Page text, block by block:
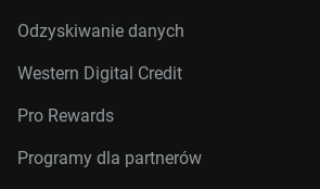
Odzyskiwanie danych
Western Digital Credit
Pro Rewards
Programy dla partnerów